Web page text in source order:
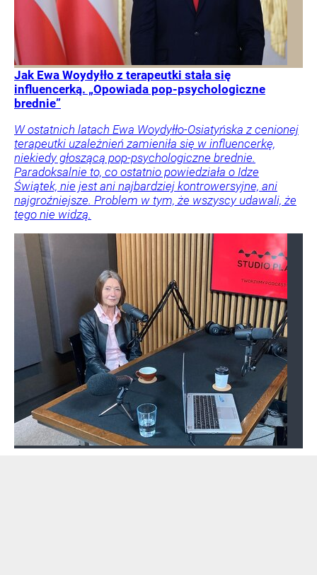
Jak Ewa Woydyłło z terapeutki stała się
influencerką. „Opowiada pop-psychologiczne
brednie”
W ostatnich latach Ewa Woydyłło-Osiatyńska z cenionej
terapeutki uzależnień zamieniła się w influencerkę,
niekiedy głoszącą pop-psychologiczne brednie.
Paradoksalnie to, co ostatnio powiedziała o Idze
Świątek, nie jest ani najbardziej kontrowersyjne, ani
najgroźniejsze. Problem w tym, że wszyscy udawali, że
tego nie widzą.